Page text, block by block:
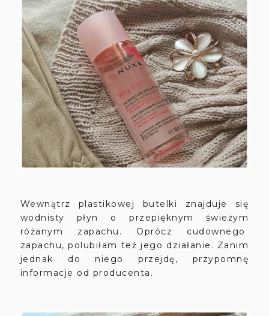
Wewnątrz plastikowej butelki znajduje się
wodnisty płyn o przepięknym świeżym
różanym zapachu. Oprócz cudownego
zapachu, polubiłam też jego działanie. Zanim
jednak do niego przejdę, przypomnę
informacje od producenta.